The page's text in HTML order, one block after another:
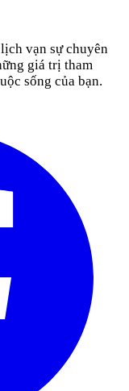
vạn sự chuyên
giá trị tham
sống của bạn.